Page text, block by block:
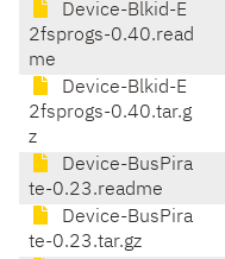
Device-Blkid-E
2fsprogs-0.40.read
me
Device-Blkid-E
2fsprogs-0.40.tar.g
z
Device-BusPira
te-0.23.readme
Device-BusPira
te-0.23.tar.gz